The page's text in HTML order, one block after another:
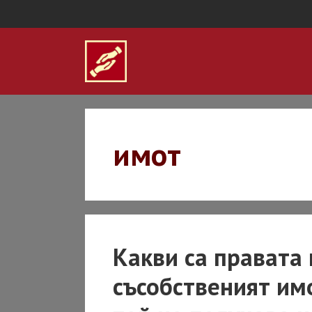
to
имот
Какви са правата
съсобственият